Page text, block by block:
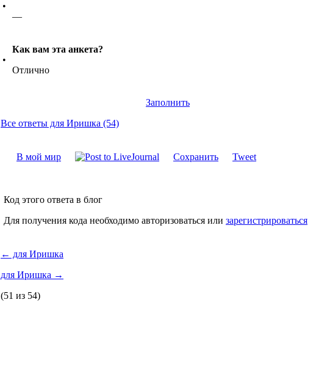
•
—
•
Как вам эта анкета?
Отлично
Заполнить
Все ответы для Иришка (54)
В мой мир Сохранить Tweet
Код этого ответа в блог
Для получения кода необходимо авторизоваться или зарегистрироваться
← для Иришка
для Иришка →
(51 из 54)